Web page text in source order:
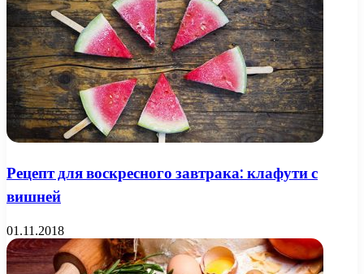
Рецепт для воскресного завтрака: клафути с
вишней
01.11.2018